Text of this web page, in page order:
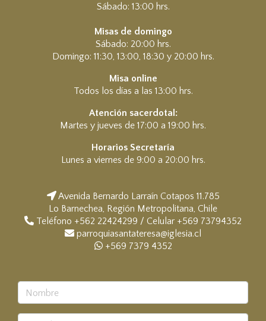
Sábado: 13:00 hrs.
Misas de domingo
Sábado: 20:00 hrs.
Domingo: 11:30, 13:00, 18:30 y 20:00 hrs.
Misa online
Todos los días a las 13:00 hrs.
Atención sacerdotal:
Martes y jueves de 17:00 a 19:00 hrs.
Horarios Secretaría
Lunes a viernes de 9:00 a 20:00 hrs.
Avenida Bernardo Larraín Cotapos 11.785
Lo Barnechea, Región Metropolitana, Chile
Teléfono +562 22424299 / Celular +569 73794352
parroquiasantateresa@iglesia.cl
+569 7379 4352